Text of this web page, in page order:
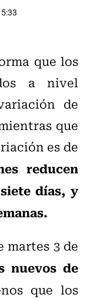
que los
a nivel
de
que
es de
reducen
días, y
martes 3 de
nuevos de
que los